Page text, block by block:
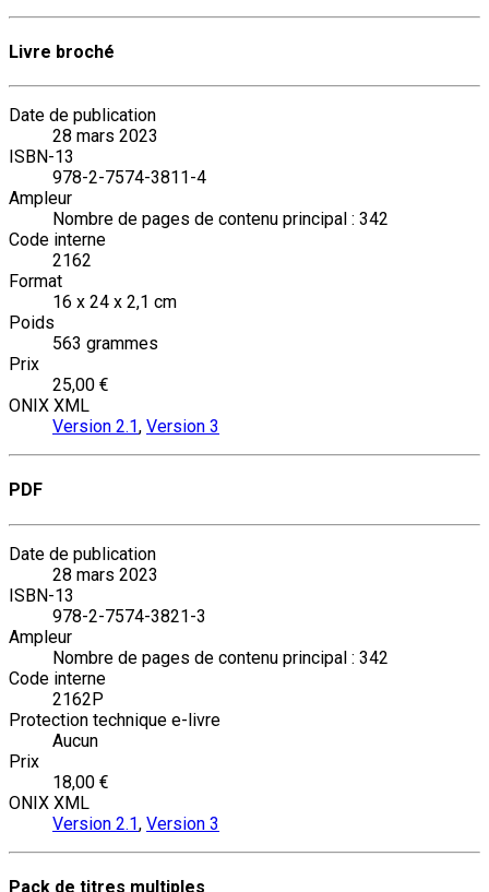
Livre broché
Date de publication
28 mars 2023
ISBN-13
978-2-7574-3811-4
Ampleur
Nombre de pages de contenu principal : 342
Code interne
2162
Format
16 x 24 x 2,1 cm
Poids
563 grammes
Prix
25,00 €
ONIX XML
Version 2.1, Version 3
PDF
Date de publication
28 mars 2023
ISBN-13
978-2-7574-3821-3
Ampleur
Nombre de pages de contenu principal : 342
Code interne
2162P
Protection technique e-livre
Aucun
Prix
18,00 €
ONIX XML
Version 2.1, Version 3
Pack de titres multiples